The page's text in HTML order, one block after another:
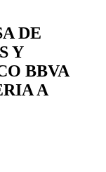
DE
Y
BBVA
A